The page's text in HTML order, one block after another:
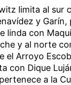
limita al sur
y Garín,
linda con
y al norte
el Arroyo
con Dique
a la